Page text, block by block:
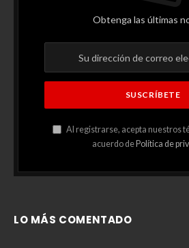
Obtenga las últimas
Al registrarse, acepta nuestros
acuerdo de Política de
LO MÁS COMENTADO